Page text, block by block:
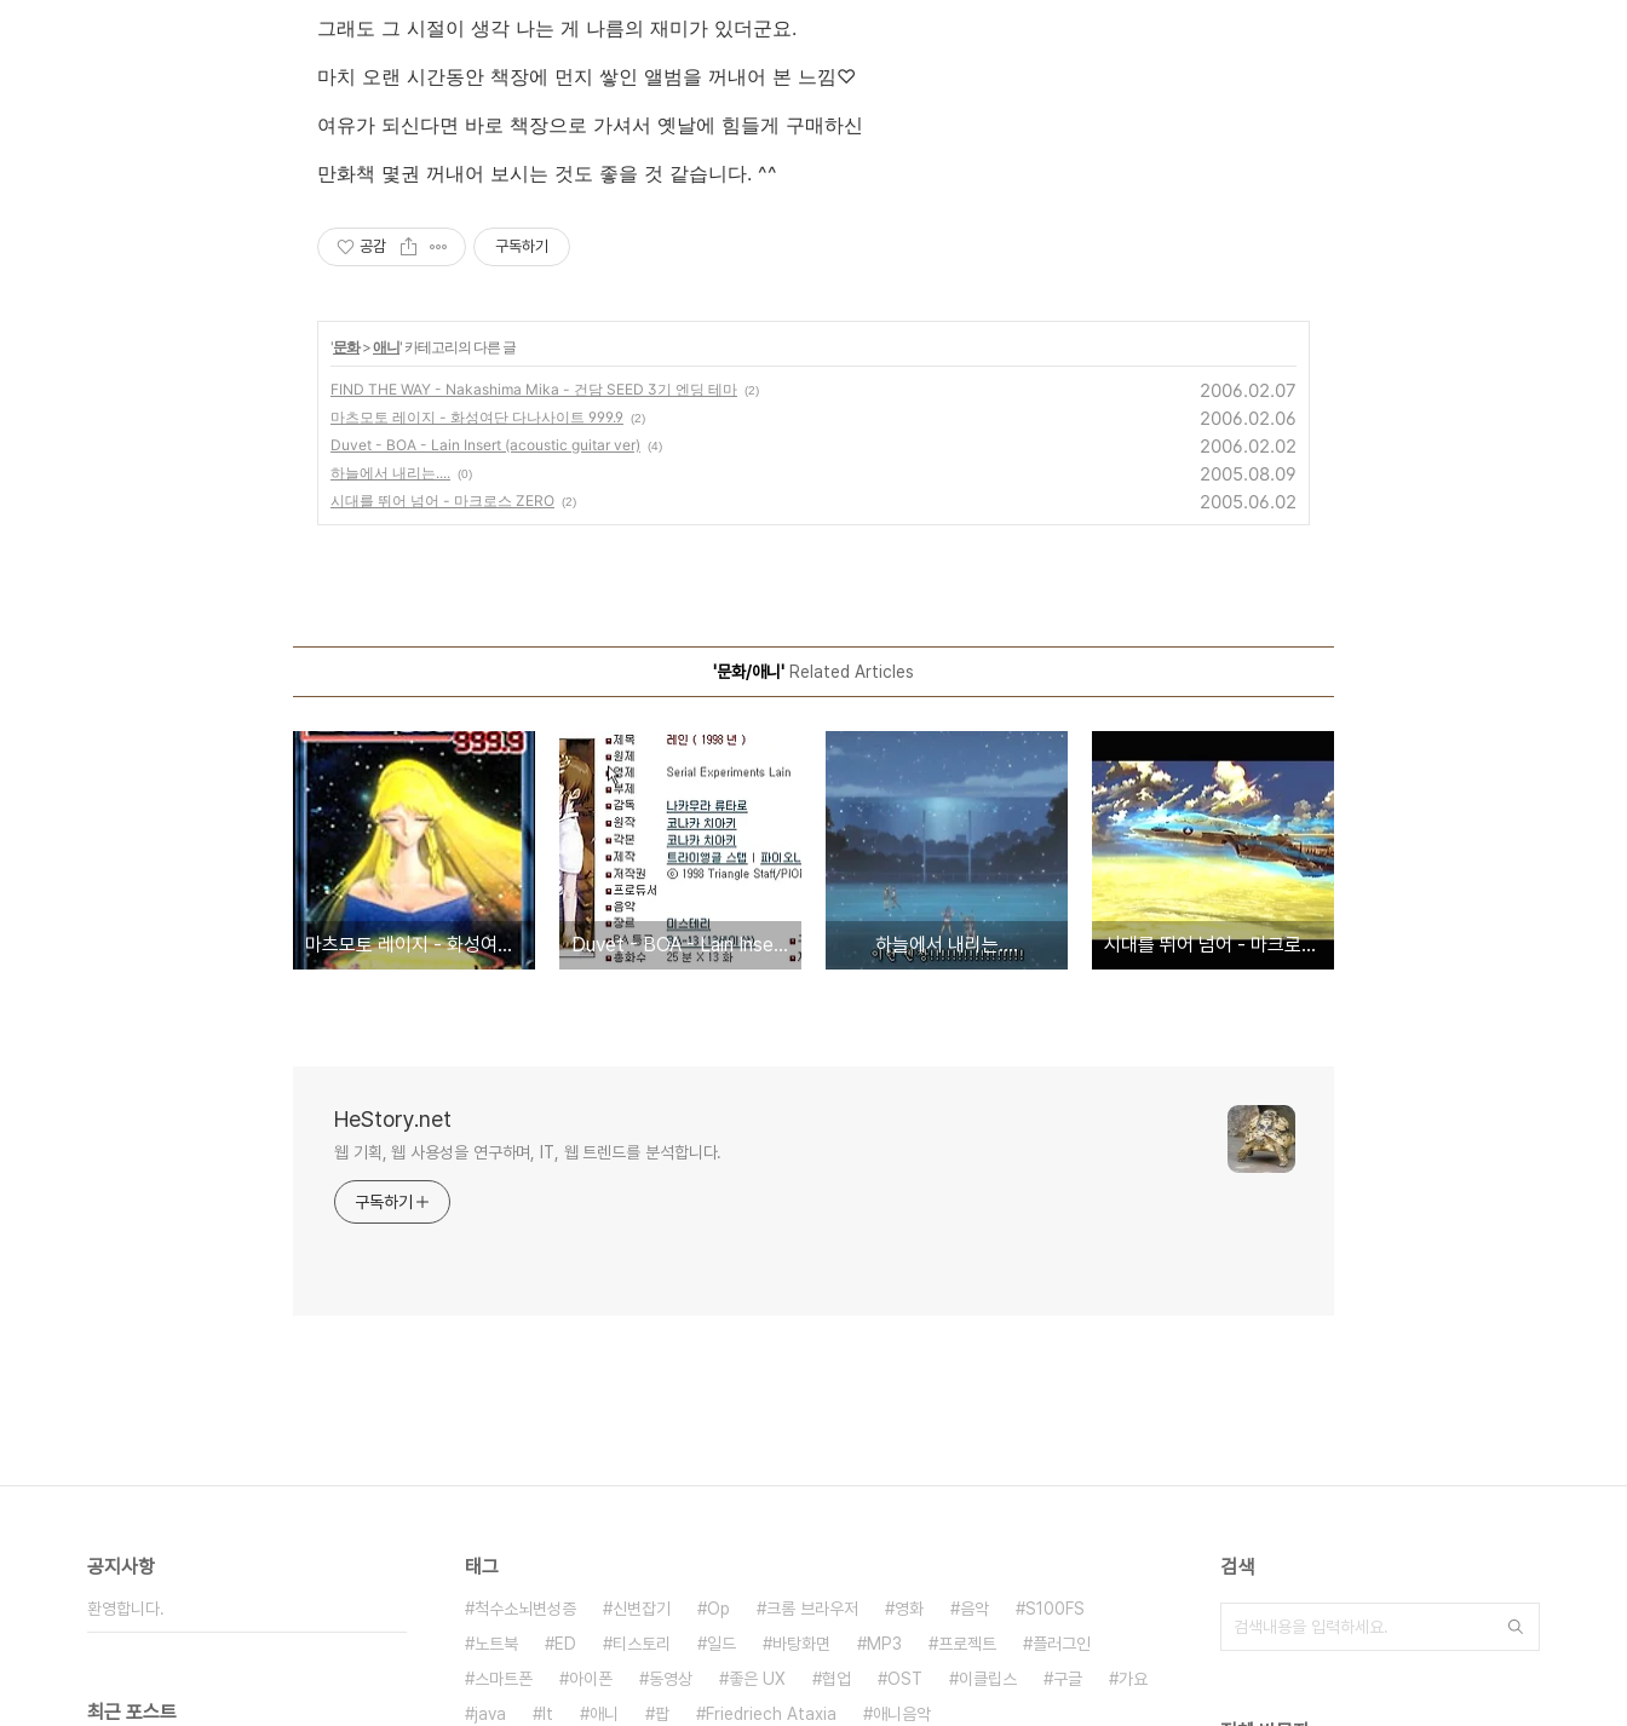
그래도 그 시절이 생각 나는 게 나름의 재미가 있더군요.
마치 오랜 시간동안 책장에 먼지 쌓인 앨범을 꺼내어 본 느낌♡
여유가 되신다면 바로 책장으로 가셔서 옛날에 힘들게 구매하신
만화책 몇권 꺼내어 보시는 것도 좋을 것 같습니다. ^^
공감 구독하기
'문화>애니' 카테고리의 다른 글
FIND THE WAY - Nakashima Mika - 건담 SEED 3기 엔딩 테마 (2) 2006.02.07
마츠모토 레이지 - 화성여단 다나사이트 999.9 (2) 2006.02.06
Duvet - BOA - Lain Insert (acoustic guitar ver) (4) 2006.02.02
하늘에서 내리는.... (0) 2005.08.09
시대를 뛰어 넘어 - 마크로스 ZERO (2) 2005.06.02
'문화/애니' Related Articles
마츠모토 레이지 - 화성여단 다나사이트 999.9 Duvet - BOA - Lain Insert (acoustic guitar ver) 하늘에서 내리는.... 시대를 뛰어 넘어 - 마크로스 ZERO
HeStory.net
웹 기획, 웹 사용성을 연구하며, IT, 웹 트렌드를 분석합니다.
구독하기
공지사항
환영합니다.
최근 포스트
태그
척수소뇌변성증 신변잡기 Op 크롬 브라우저 영화 음악
S100FS
노트북
ED 티스토리 일드 바탕화면 MP3 프로젝트
플러그인
스마트폰
아이폰 동영상 좋은 UX 협업 OST 이클립스 구글
가요
java
It 애니 팝 Friedriech Ataxia 애니음악
검색